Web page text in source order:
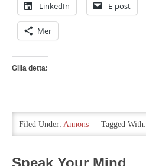
LinkedIn E-post
Mer
Gilla detta:
Filed Under: Annons Tagged With:
Speak Your Mind